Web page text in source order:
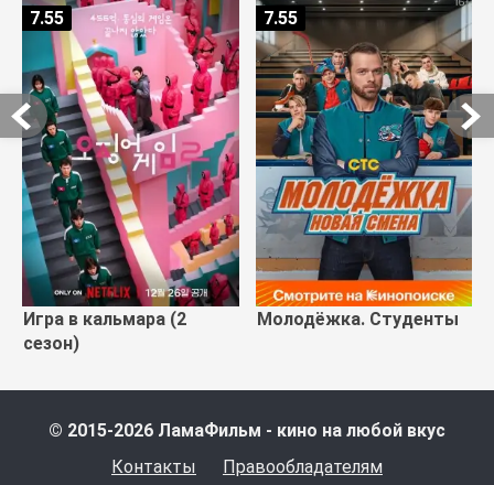
Игра в кальмара (2
сезон)
7.55
Молодёжка. Студенты
7.55
© 2015-2026 ЛамаФильм - кино на любой вкус
Контакты
Правообладателям